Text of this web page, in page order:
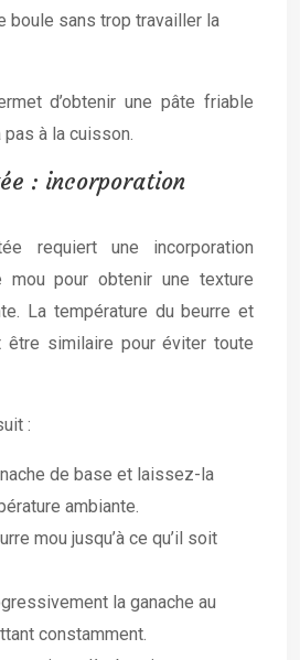
boule sans trop travailler la
d’obtenir une pâte friable
à la cuisson.
: incorporation
requiert une incorporation
mou pour obtenir une texture
La température du beurre et
être similaire pour éviter toute
:
de base et laissez-la
ambiante.
mou jusqu’à ce qu’il soit
la ganache au
constamment.